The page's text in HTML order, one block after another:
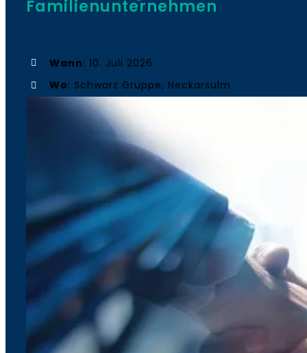
Familienunternehmen
Wann: 10. Juli 2026
Wo: Schwarz Gruppe, Neckarsulm